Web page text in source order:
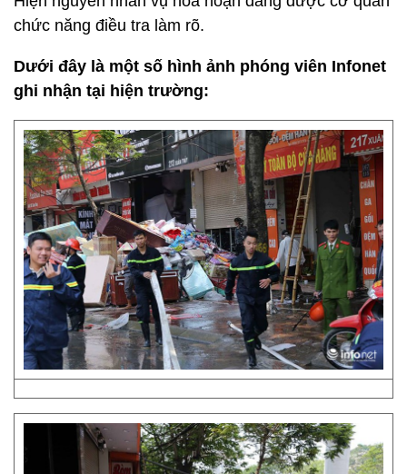
chức năng điều tra làm rõ.
Dưới đây là một số hình ảnh phóng viên Infonet
ghi nhận tại hiện trường: